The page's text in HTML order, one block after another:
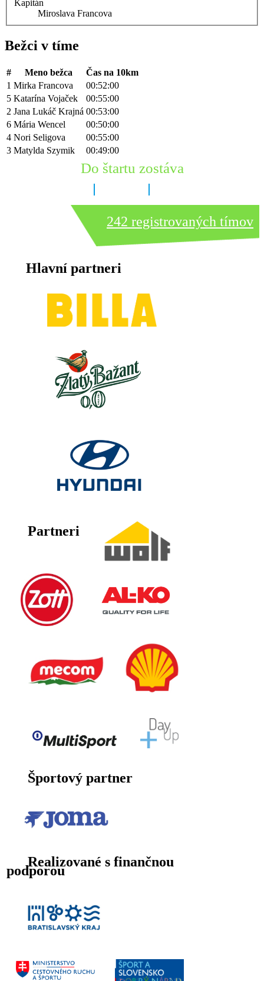
Kapitán
Miroslava Francova
Bežci v tíme
# Meno bežca
Čas na 10km
1 Mirka Francova
00:52:00
5 Katarína Vojaček
00:55:00
2 Jana Lukáč Krajná 00:53:00
6 Mária Wencel
00:50:00
4 Nori Seligova
00:55:00
3 Matylda Szymik 00:49:00
Do štartu zostáva
242 registrovaných tímov
Hlavní partneri
Partneri
Športový partner
Realizované s finančnou
podporou